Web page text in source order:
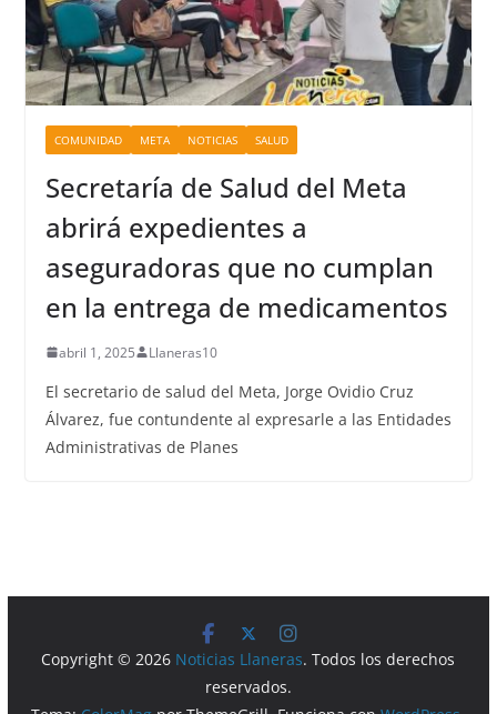
COMUNIDAD META NOTICIAS SALUD
Secretaría de Salud del Meta
abrirá expedientes a
aseguradoras que no cumplan
en la entrega de medicamentos
abril 1, 2025 Llaneras10
El secretario de salud del Meta, Jorge Ovidio Cruz
Álvarez, fue contundente al expresarle a las Entidades
Administrativas de Planes
Copyright © 2026 Noticias Llaneras. Todos los derechos
reservados.